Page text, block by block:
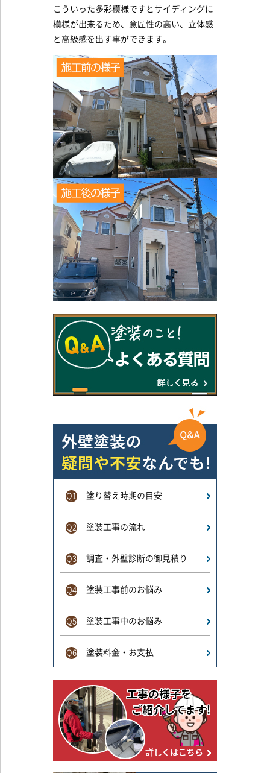
こういった多彩模様ですとサイディングに
模様が出来るため、意匠性の高い、立体感
と高級感を出す事ができます。
Q1 塗り替え時期の目安
Q2 塗装工事の流れ
Q3 調査・外壁診断の御見積り
Q4 塗装工事前のお悩み
Q5 塗装工事中のお悩み
Q6 塗装料金・お支払